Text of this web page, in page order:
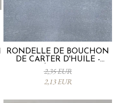
RONDELLE DE BOUCHON
DE CARTER D'HUILE -
Mazda 995641400
2,35 EUR
2,13 EUR